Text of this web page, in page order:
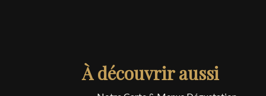
À découvrir aussi